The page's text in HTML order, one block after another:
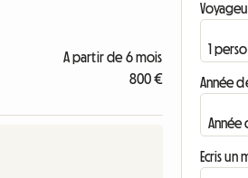
A partir de 6 mois
800 € Année
Ecris